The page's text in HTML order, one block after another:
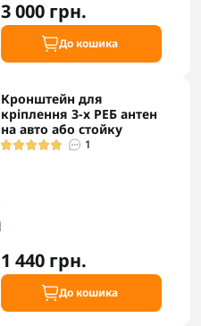
3 000 грн.
До кошика
Кронштейн для
кріплення 3-х РЕБ антен
на авто або стойку
1
1 440 грн.
До кошика